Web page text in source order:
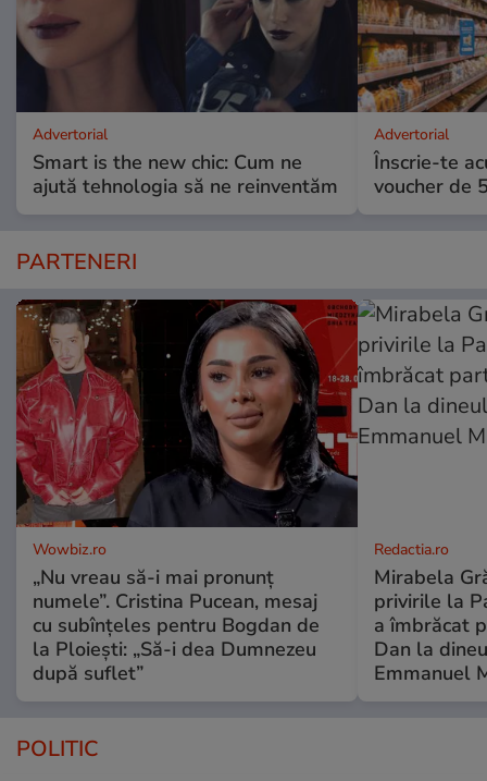
Advertorial
Smart is the new chic: Cum ne
ajută tehnologia să ne reinventăm
Advertorial
Înscrie-te
voucher de
PARTENERI
Wowbiz.ro
„Nu vreau să-i mai pronunț
numele”. Cristina Pucean, mesaj
cu subînțeles pentru Bogdan de
la Ploiești: „Să-i dea Dumnezeu
după suflet”
Redactia.ro
Mirabela
privirile la
a îmbrăcat
Dan la
Emmanuel
POLITIC